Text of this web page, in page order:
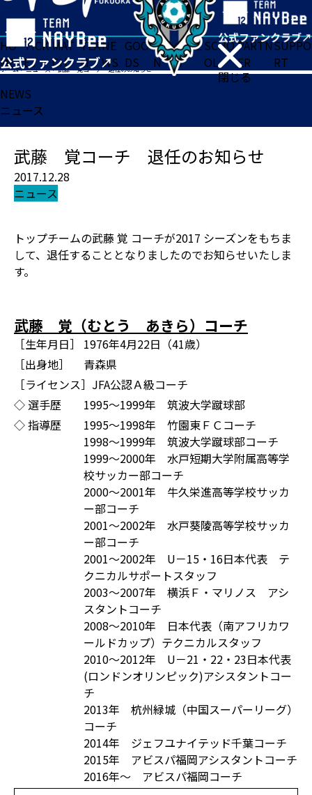
閉じる
HO
ME
TICK
ET
MAT
CH
TEA
M
NE
WS
GOO
DS
FA
N
ACADE
MY
SCHO
OL
PARTN
ER
SUPPO
RT
ホーム>ニュース>武藤 覚コーチ 退任のお知らせ
NEWS
ニュース
武藤 覚コーチ 退任のお知らせ
2017.12.28
ニュース
トップチームの武藤 覚 コーチが2017 シーズンをもちま
して、退任することとなりましたのでお知らせいたしま
す。
武藤 覚（むとう あきら）コーチ
［生年月日］
1976年4月22日（41歳）
［出身地］
青森県
［ライセンス］ JFA公認Ａ級コーチ
◇ 選手歴
1995～1999年 筑波大学蹴球部
◇ 指導歴
1995～1998年 竹園東ＦＣコーチ
1998～1999年 筑波大学蹴球部コーチ
1999～2000年 水戸短期大学附属高等学
校サッカー部コーチ
2000～2001年 牛久栄進高等学校サッカ
ー部コーチ
2001～2002年 水戸葵陵高等学校サッカ
ー部コーチ
2001～2002年 U－15・16日本代表 テ
クニカルサポートスタッフ
2003～2007年 横浜Ｆ・マリノス アシ
スタントコーチ
2008～2010年 日本代表（南アフリカワ
ールドカップ）テクニカルスタッフ
2010～2012年 U－21・22・23日本代表
(ロンドンオリンピック)アシスタントコー
チ
2013年 杭州緑城（中国スーパーリーグ）
コーチ
2014年 ジェフユナイテッド千葉コーチ
2015年 アビスパ福岡アシスタントコーチ
2016年～ アビスパ福岡コーチ